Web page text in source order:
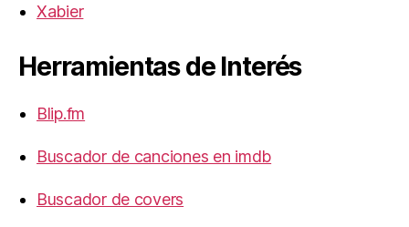
Xabier
Herramientas de Interés
Blip.fm
Buscador de canciones en imdb
Buscador de covers